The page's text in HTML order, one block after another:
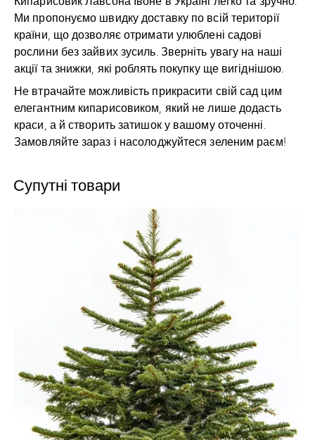
Ми пропонуємо швидку доставку по всій території
країни, що дозволяє отримати улюблені садові
рослини без зайвих зусиль. Зверніть увагу на наші
акції та знижки, які роблять покупку ще вигіднішою.
Не втрачайте можливість прикрасити свій сад цим
елегантним кипарисовиком, який не лише додасть
краси, а й створить затишок у вашому оточенні.
Замовляйте зараз і насолоджуйтеся зеленим раєм!
Супутні товари